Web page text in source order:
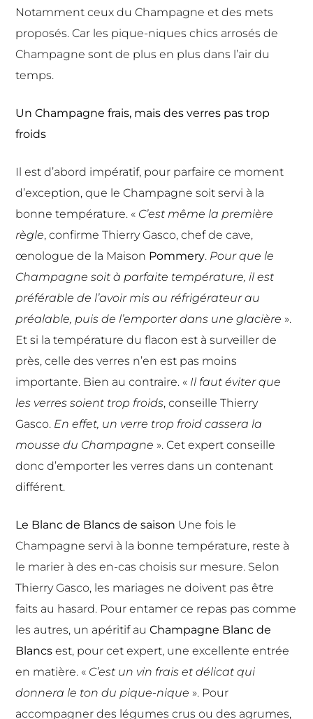
Notamment ceux du Champagne et des mets
proposés. Car les pique-niques chics arrosés de
Champagne sont de plus en plus dans l’air du
temps.
Un Champagne frais, mais des verres pas trop
froids
Il est d’abord impératif, pour parfaire ce moment
d’exception, que le Champagne soit servi à la
bonne température. « C’est même la première
règle, confirme Thierry Gasco, chef de cave,
œnologue de la Maison Pommery. Pour que le
Champagne soit à parfaite température, il est
préférable de l’avoir mis au réfrigérateur au
préalable, puis de l’emporter dans une glacière ».
Et si la température du flacon est à surveiller de
près, celle des verres n’en est pas moins
importante. Bien au contraire. « Il faut éviter que
les verres soient trop froids, conseille Thierry
Gasco. En effet, un verre trop froid cassera la
mousse du Champagne ». Cet expert conseille
donc d’emporter les verres dans un contenant
différent.
Le Blanc de Blancs de saison Une fois le
Champagne servi à la bonne température, reste à
le marier à des en-cas choisis sur mesure. Selon
Thierry Gasco, les mariages ne doivent pas être
faits au hasard. Pour entamer ce repas pas comme
les autres, un apéritif auChampagne Blanc de
Blancs est, pour cet expert, une excellente entrée
en matière. « C’est un vin frais et délicat qui
donnera le ton du pique-nique ». Pour
accompagner des légumes crus ou des agrumes,